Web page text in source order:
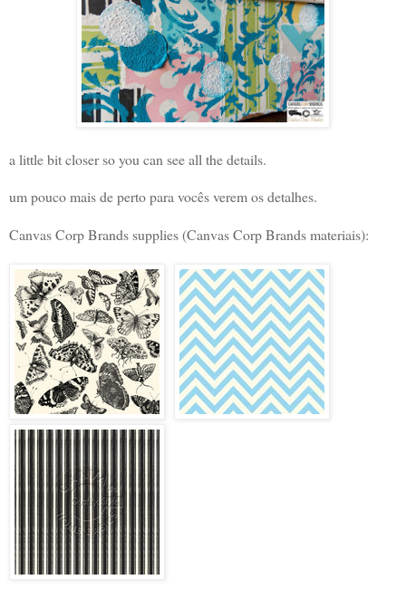
a little bit closer so you can see all the details.
um pouco mais de perto para vocês verem os detalhes.
Canvas Corp Brands supplies (Canvas Corp Brands materiais):